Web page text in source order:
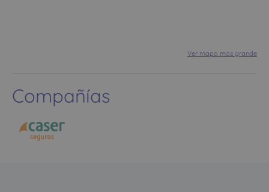
Ver mapa más grande
Compañías